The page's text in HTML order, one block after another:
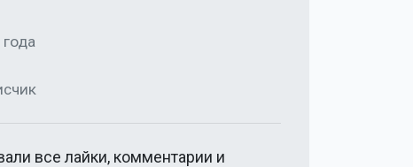
года
все лайки, комментарии и